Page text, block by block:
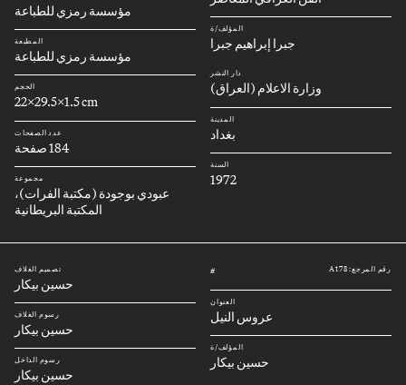
المؤلف/ة
جبرا إبراهيم جبرا
دار النشر
وزارة الاعلام (العراق)
المدينة
بغداد
السنة
1972
مؤسسة رمزي للطباعة
المطبعة
مؤسسة رمزي للطباعة
الحجم
22x29.5x1.5 cm
عدد الصفحات
184 صفحة
مجموعة
عبودي بوجودة (مكتبة الفرات)،
المكتبة البريطانية
رقم المرجع: A178 #
العنوان
عروس النيل
المؤلف/ة
حسين بيكار
تصميم الغلاف
حسين بيكار
رسوم الغلاف
حسين بيكار
رسوم الداخل
حسين بيكار